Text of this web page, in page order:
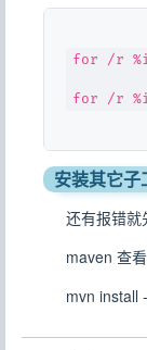
for /r
安装其它子
还有报错就
maven 查
mvn install